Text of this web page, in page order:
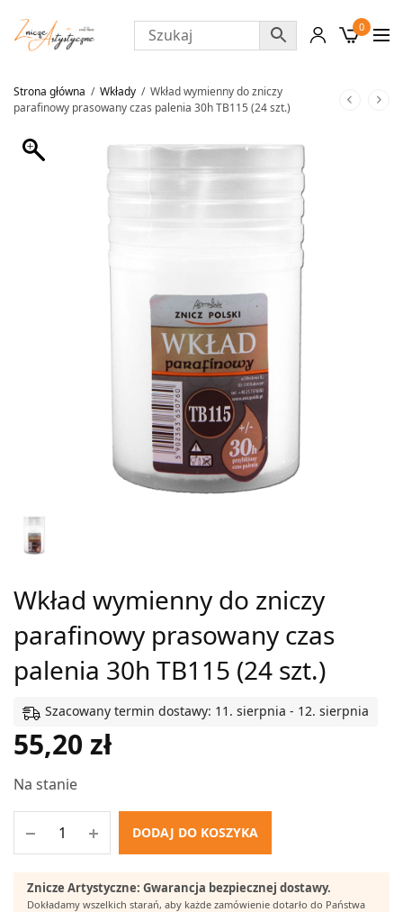
0
Strona główna / Wkłady / Wkład wymienny do zniczy
parafinowy prasowany czas palenia 30h TB115 (24 szt.)
Wkład wymienny do zniczy
parafinowy prasowany czas
palenia 30h TB115 (24 szt.)
Szacowany termin dostawy: 11. sierpnia - 12. sierpnia
55,20zł
Na stanie
DODAJ DO KOSZYKA
Znicze Artystyczne: Gwarancja bezpiecznej dostawy.
Dokładamy wszelkich starań, aby każde zamówienie dotarło do Państwa